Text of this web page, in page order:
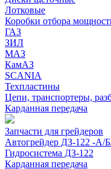
Лотковые
Коробки отбора
ГАЗ
ЗИЛ
МАЗ
КамАЗ
SCANIA
Техпластины
Цепи, транспортеры,
Карданная передача
Запчасти для грейдеров
Автогрейдер ДЗ-122 -А/
Гидросистема ДЗ-122
Карданная передача